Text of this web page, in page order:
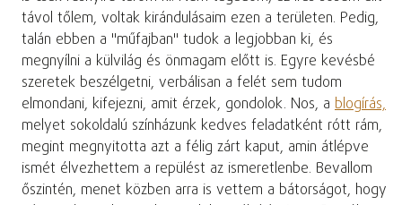
távol tőlem, voltak kirándulásaim ezen a területen. Pedig,
talán ebben a "műfajban" tudok a legjobban ki, és
megnyílni a külvilág és önmagam előtt is. Egyre kevésbé
szeretek beszélgetni, verbálisan a felét sem tudom
elmondani, kifejezni, amit érzek, gondolok. Nos, a blogírás,
melyet sokoldalú színházunk kedves feladatként rótt rám,
megint megnyitotta azt a félig zárt kaput, amin átlépve
ismét élvezhettem a repülést az ismeretlenbe. Bevallom
őszintén, menet közben arra is vettem a bátorságot, hogy